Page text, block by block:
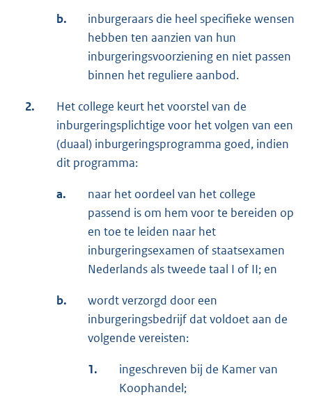
b.
inburgeraars die heel specifieke wensen
hebben ten aanzien van hun
inburgeringsvoorziening en niet passen
binnen het reguliere aanbod.
2.
Het college keurt het voorstel van de
inburgeringsplichtige voor het volgen van een
(duaal) inburgeringsprogramma goed, indien
dit programma:
a.
naar het oordeel van het college
passend is om hem voor te bereiden op
en toe te leiden naar het
inburgeringsexamen of staatsexamen
Nederlands als tweede taal I of II; en
b.
wordt verzorgd door een
inburgeringsbedrijf dat voldoet aan de
volgende vereisten:
1.
ingeschreven bij de Kamer van
Koophandel;